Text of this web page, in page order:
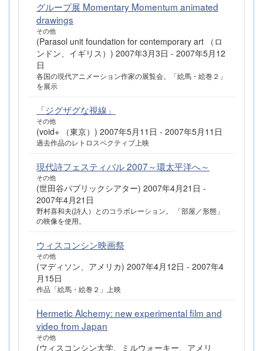
グループ展 Momentary Momentum animated
drawings
その他
(Parasol unit foundation for contemporary art （ロ
ンドン、イギリス）) 2007年3月3日 - 2007年5月12
日
各国の現代アニメーション作家の展覧会。「絵馬・絵巻２」
を展示
「ジグザグな視線」
その他
(void+ （東京）) 2007年5月11日 - 2007年5月11日
過去作品のレトロスペクティブ上映
現代詩フェスティバル 2007～環太平洋へ～
その他
(世田谷パブリックシアター) 2007年4月21日 -
2007年4月21日
野村喜和夫(詩人）とのコラボレーション。 「部屋／形態」
の映像を使用。
ウィスコンシン映画祭
その他
(マディソン、アメリカ) 2007年4月12日 - 2007年4
月15日
作品「絵馬・絵巻２」上映
Hermetic Alchemy: new experimental film and
video from Japan
その他
(ウィスコンシン大学、ミルウォーキー、アメリ